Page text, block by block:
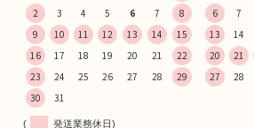
2
3 4 5 6 7
8
9
10 11 12 13 14
15
16
17 18 19 20 21
22
23
24 25 26 27 28
29
30
31
6
7
13
14
20
21
27
28
( 発送業務休日)